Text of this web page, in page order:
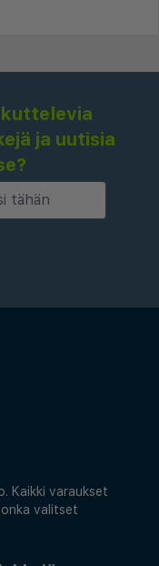
ja uutisia
Kaikki varaukset
valitset